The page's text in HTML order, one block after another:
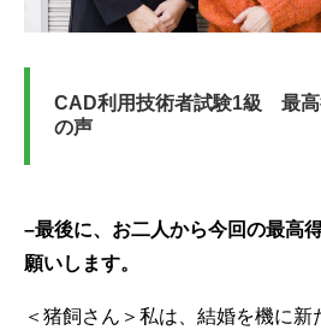
CAD利用技術者試験1級 最高
の声
–最後に、お二人から今回の最高
願いします。
＜猪飼さん＞私は、結婚を機に